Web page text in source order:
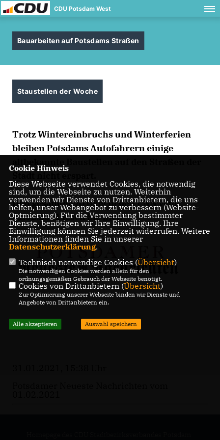
CDU Potsdam West
Bauarbeiten auf Potsdams Straßen
Staustellen der Woche
Trotz Wintereinbruchs und Winterferien
bleiben Potsdams Autofahrern einige
Den gesamten Artikel in den PNN vom
01.02.2021 lesen Siehier.
Cookie Hinweis
Diese Webseite verwendet Cookies, die notwendig
sind, um die Webseite zu nutzen. Weiterhin
verwenden wir Dienste von Drittanbietern, die uns
helfen, unser Webangebot zu verbessern (Website-
Optmierung). Für die Verwendung bestimmter
Dienste, benötigen wir Ihre Einwilligung. Ihre
Einwilligung können Sie jederzeit widerrufen. Weitere
Informationen finden Sie in unserer
Datenschutzerklärung.
Technisch notwendige Cookies (Übersicht)
Die notwendigen Cookies werden allein für den
ordnungsgemäßen Gebrauch der Webseite benötigt.
Cookies von Drittanbietern (Übersicht)
Zur Optimierung unserer Webseite binden wir Dienste und
Angebote von Drittanbietern ein.
Alle akzeptieren Auswahl speichern